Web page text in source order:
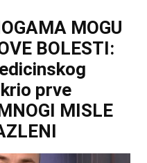
MOGU
BOLESTI:
prve
MISLE